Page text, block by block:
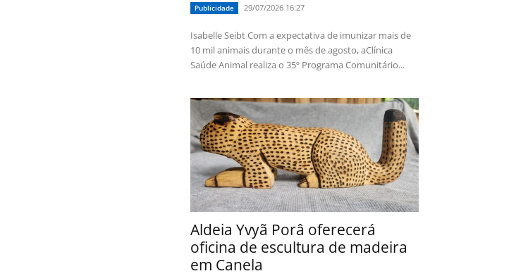
Publicidade 29/07/2026 16:27
Isabelle Seibt Com a expectativa de imunizar mais de
10 mil animais durante o mês de agosto, aClínica
Saúde Animal realiza o 35º Programa Comunitário...
Aldeia Yvyã Porâ oferecerá
oficina de escultura de madeira
em Canela